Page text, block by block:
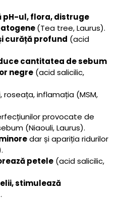
pH-ul, flora, distruge
(Tea tree, Laurus).
curăță profund (acid
cantitatea de sebum
negre (acid salicilic,
roseața, inflamația (MSM,
provocate de
(Niaouli, Laurus).
dar și apariția ridurilor
petele (acid salicilic,
stimulează